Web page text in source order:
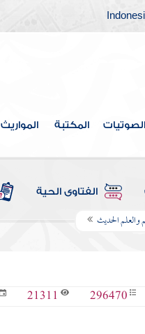
الصوتيات المكتبة المواريث
الفتاوى الحية
والعلم الحديث
296470
21311